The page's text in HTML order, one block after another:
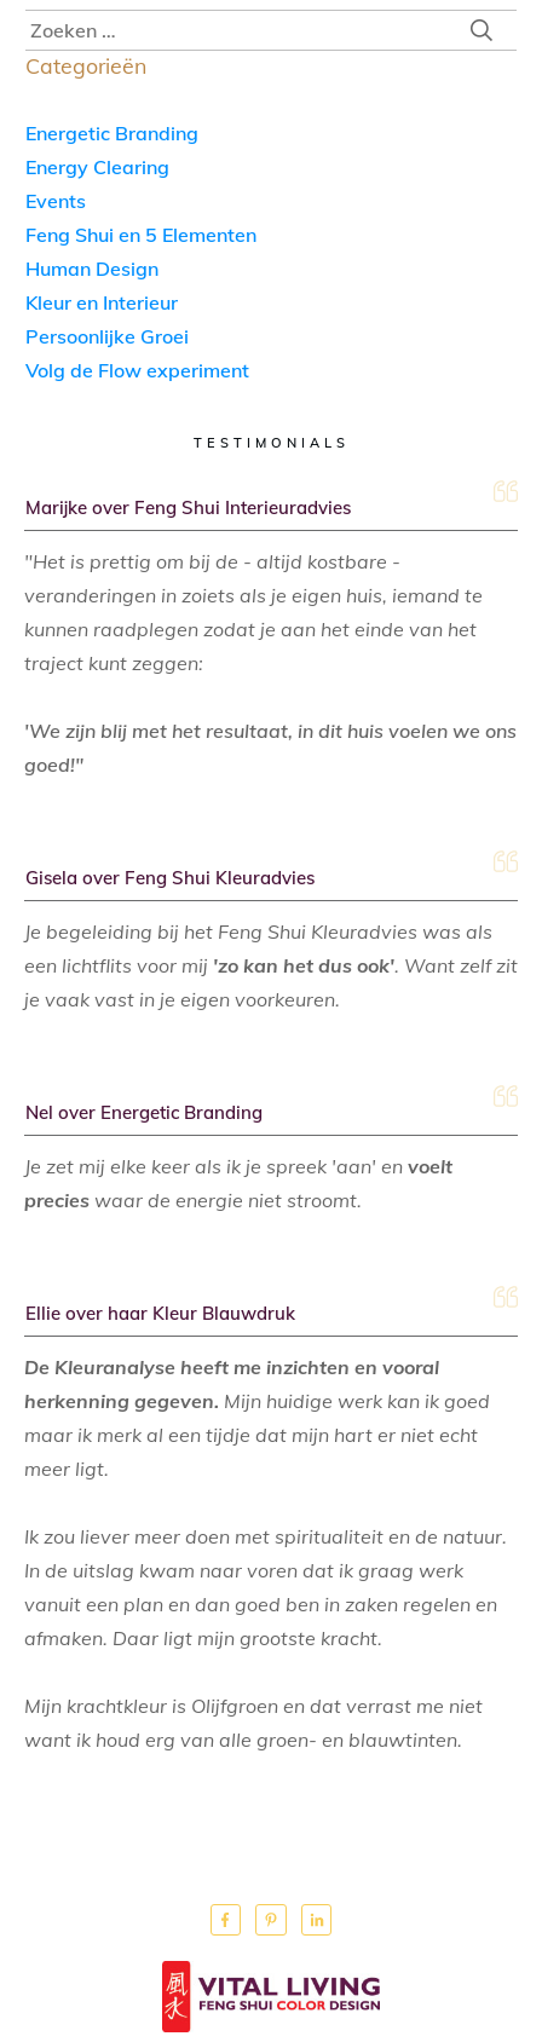
Categorieën
Energetic Branding
Energy Clearing
Events
Feng Shui en 5 Elementen
Human Design
Kleur en Interieur
Persoonlijke Groei
Volg de Flow experiment
TESTIMONIALS
Marijke over Feng Shui Interieuradvies
"Het is prettig om bij de - altijd kostbare -
veranderingen in zoiets als je eigen huis, iemand te
kunnen raadplegen zodat je aan het einde van het
traject kunt zeggen:
'We zijn blij met het resultaat, in dit huis voelen we ons
goed!"
Gisela over Feng Shui Kleuradvies
Je begeleiding bij het Feng Shui Kleuradvies was als
een lichtflits voor mij 'zo kan het dus ook'. Want zelf zit
je vaak vast in je eigen voorkeuren.
Nel over Energetic Branding
Je zet mij elke keer als ik je spreek 'aan' en voelt
precies waar de energie niet stroomt.
Ellie over haar Kleur Blauwdruk
De Kleuranalyse heeft me inzichten en vooral
herkenning gegeven. Mijn huidige werk kan ik goed
maar ik merk al een tijdje dat mijn hart er niet echt
meer ligt.
Ik zou liever meer doen met spiritualiteit en de natuur.
In de uitslag kwam naar voren dat ik graag werk
vanuit een plan en dan goed ben in zaken regelen en
afmaken. Daar ligt mijn grootste kracht.
Mijn krachtkleur is Olijfgroen en dat verrast me niet
want ik houd erg van alle groen- en blauwtinten.